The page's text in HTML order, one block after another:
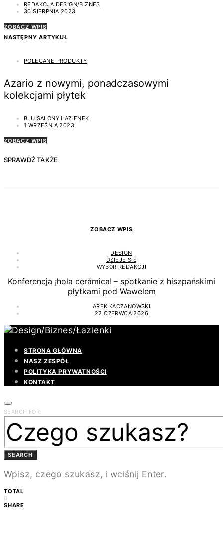
REDAKCJA DESIGN/BIZNES
30 SIERPNIA 2023
ZOBACZ WPIS
NASTĘPNY ARTYKUŁ
POLECANE PRODUKTY
Azario z nowymi, ponadczasowymi
kolekcjami płytek
BLU SALONY ŁAZIENEK
1 WRZEŚNIA 2023
ZOBACZ WPIS
SPRAWDŹ TAKŻE
ZOBACZ WPIS
DESIGN
DZIEJE SIĘ
WYBÓR REDAKCJI
Konferencja ¡hola cerámica! – spotkanie z hiszpańskimi
płytkami pod Wawelem
AREK KACZANOWSKI
22 CZERWCA 2026
STRONA GŁÓWNA
NASZ ZESPÓŁ
POLITYKA PRYWATNOŚCI
KONTAKT
SEARCH FOR:
SEARCH
Wpisz, czego szukasz, i wciśnij Enter.
TOTAL
0
SHARE